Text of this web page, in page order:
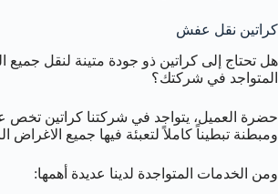
كراتين نقل عفش
هل تحتاج إلى كراتين ذو جودة متينة لنقل جميع
المتواجد في شركتك؟
حضرة العميل، يتواجد في شركتنا كراتين تخص
ومبطنة تبطيناً كاملاً لتعبئة فيها جميع الاغراض
ومن الخدمات المتواجدة لدينا عديدة أهمها: